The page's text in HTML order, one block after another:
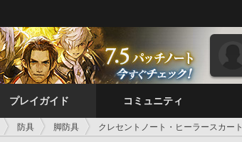
プレイガイド コミュニティ
防具 脚防具 クレセントノート・ヒーラースカート